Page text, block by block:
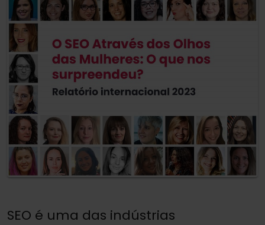
SEO é uma das indústrias